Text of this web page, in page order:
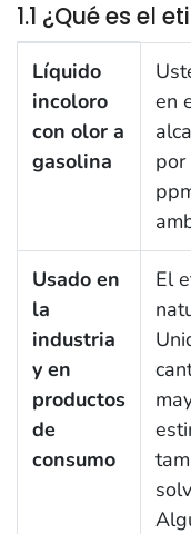
1.1 ¿Qué es el
Líquido
incoloro
con olor a
gasolina
en
Usado en
la
industria
y en
productos
de
consumo
El